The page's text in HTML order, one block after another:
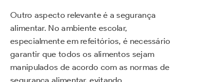
Outro aspecto relevante é a segurança
alimentar. No ambiente escolar,
especialmente em refeitórios, é necessário
garantir que todos os alimentos sejam
manipulados de acordo com as normas de